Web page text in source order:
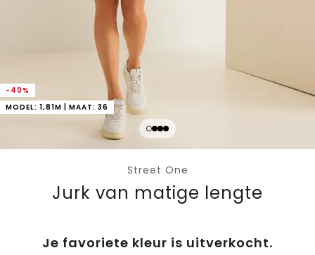
-40%
MODEL: 1,81M | MAAT: 36
Street One
Jurk van matige lengte
Je favoriete kleur is uitverkocht.